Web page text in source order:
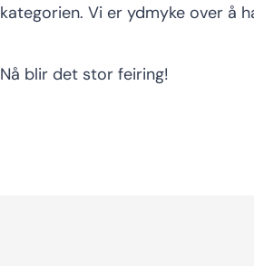
kategorien. Vi er ydmyke over å
Nå blir det stor feiring!